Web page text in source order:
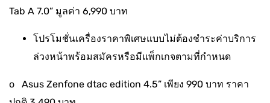
Tab A 7.0” มูลค่า 6,990 บาท
โปรโมชั่นเครื่องราคาพิเศษแบบไม่ต้องชำระค่าบริการ
ล่วงหน้าพร้อมสมัครหรือมีแพ็กเกจตามที่กำหนด
o Asus Zenfone dtac edition 4.5” เพียง 990 บาท ราคา